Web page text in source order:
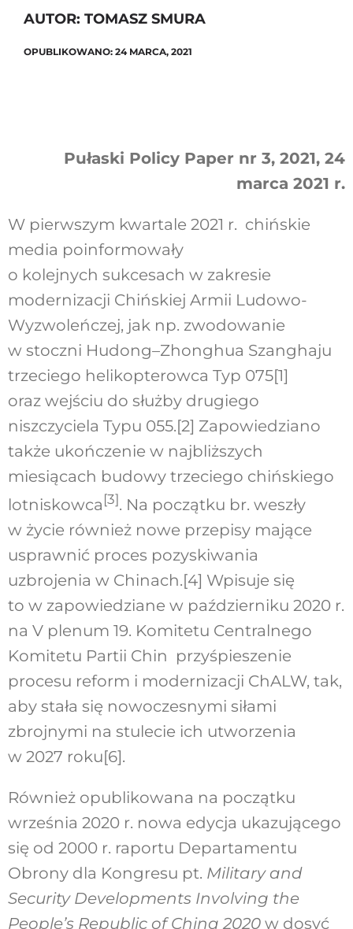
AUTOR: TOMASZ SMURA
OPUBLIKOWANO: 24 MARCA, 2021
Pułaski Policy Paper nr 3, 2021, 24
marca 2021 r.
W pierwszym kwartale 2021 r. chińskie
media poinformowały
o kolejnych sukcesach w zakresie
modernizacji Chińskiej Armii Ludowo-
Wyzwoleńczej, jak np. zwodowanie
w stoczni Hudong–Zhonghua Szanghaju
trzeciego helikopterowca Typ 075[1]
oraz wejściu do służby drugiego
niszczyciela Typu 055. [2] Zapowiedziano
także ukończenie w najbliższych
miesiącach budowy trzeciego chińskiego
lotniskowca [3]. Na początku br. weszły
w życie również nowe przepisy mające
usprawnić proces pozyskiwania
uzbrojenia w Chinach.[4] Wpisuje się
to w zapowiedziane w październiku 2020 r.
na V plenum 19. Komitetu Centralnego
Komitetu Partii Chin przyśpieszenie
procesu reform i modernizacji ChALW, tak,
aby stała się nowoczesnymi siłami
zbrojnymi na stulecie ich utworzenia
w 2027 roku[6].
Również opublikowana na początku
września 2020 r. nowa edycja ukazującego
się od 2000 r. raportu Departamentu
Obrony dla Kongresu pt. Military and
Security Developments Involving the
People’s Republic of China 2020w dosyć